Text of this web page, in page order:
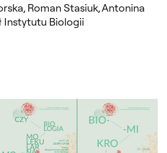
Roman Stasiuk, Antonina
Instytutu Biologii